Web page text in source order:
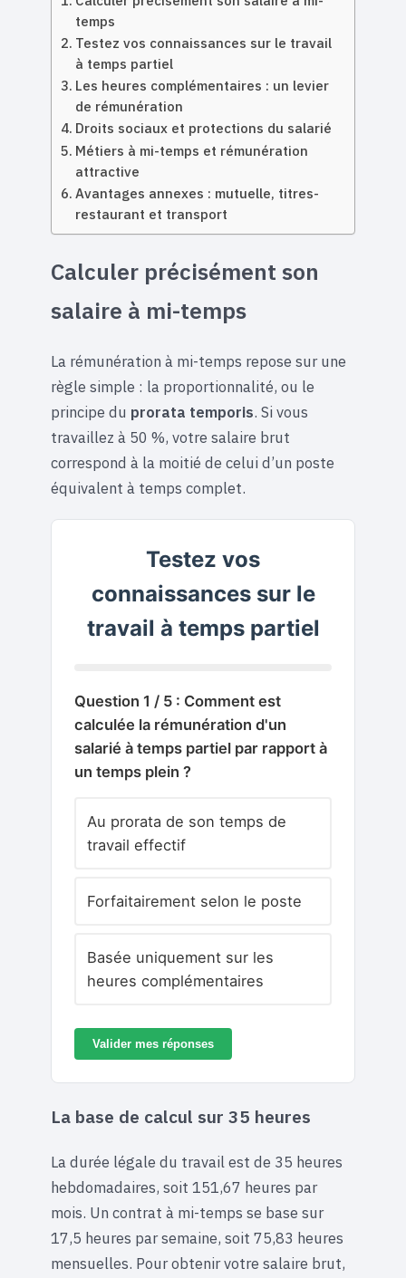
temps
Testez vos connaissances sur le travail
à temps partiel
Les heures complémentaires : un levier
de rémunération
Droits sociaux et protections du salarié
Métiers à mi-temps et rémunération
attractive
Avantages annexes : mutuelle, titres-
restaurant et transport
Calculer précisément son
salaire à mi-temps
La rémunération à mi-temps repose sur une
règle simple : la proportionnalité, ou le
principe du prorata temporis. Si vous
travaillez à 50 %, votre salaire brut
correspond à la moitié de celui d’un poste
équivalent à temps complet.
Testez vos
connaissances sur le
travail à temps partiel
Question 1 / 5 : Comment est
calculée la rémunération d'un
salarié à temps partiel par rapport à
un temps plein ?
Au prorata de son temps de
travail effectif
Forfaitairement selon le poste
Basée uniquement sur les
heures complémentaires
Valider mes réponses
La base de calcul sur 35 heures
La durée légale du travail est de 35 heures
hebdomadaires, soit 151,67 heures par
mois. Un contrat à mi-temps se base sur
17,5 heures par semaine, soit 75,83 heures
mensuelles. Pour obtenir votre salaire brut,